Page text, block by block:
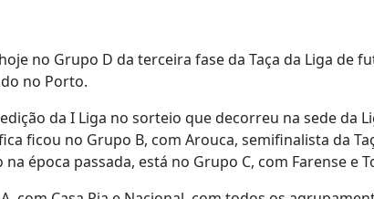
no Grupo D da terceira fase da Taça da Liga de
no Porto.
da I Liga no sorteio que decorreu na sede da
ficou no Grupo B, com Arouca, semifinalista da
época passada, está no Grupo C, com Farense e